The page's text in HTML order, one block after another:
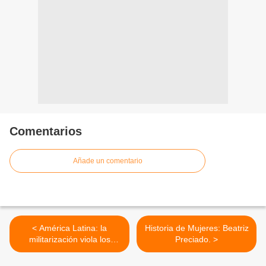
Comentarios
Añade un comentario
< América Latina: la
militarización viola los
derechos de la Mujeres
Historia de Mujeres: Beatriz
Preciado. >